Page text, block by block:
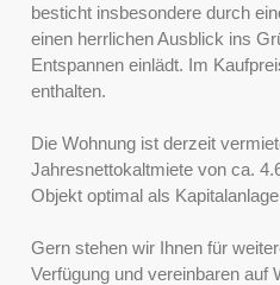
besticht insbesondere durch
einen herrlichen Ausblick ins
Entspannen einlädt. Im
enthalten.
Die Wohnung ist derzeit
Jahresnettokaltmiete von ca.
Objekt optimal als
Gern stehen wir Ihnen für
Verfügung und vereinbaren auf